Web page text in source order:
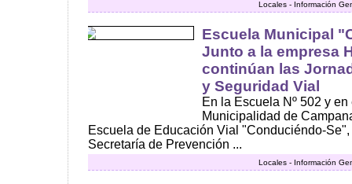
Locales - Información
Escuela Municipal
Junto a la empresa
continúan las
y Seguridad Vial
En la Escuela Nº 502 y
Municipalidad de
Escuela de Educación Vial "Conduciéndo-
Secretaría de Prevención ...
Locales - Información